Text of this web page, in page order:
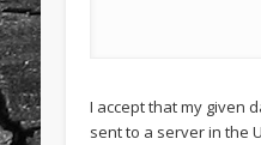
I accept that my given
sent to a server in the